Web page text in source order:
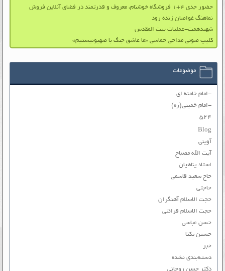
حضور جدی ۴+۱ فروشگاه خوشنام، معروف و قدرتمند در فضای آنلاین فروش
نماهنگ غواصان زنده رود
شهیدهمت-عملیات بیت المقدس
کلیپ صوتی مداحی حماسی «ما عاشق جنگ با صهیونیستیم»
موضوعات
-امام خامنه ای
-امام خمینی(ره)
۵۲۴
Blog
آوینی
آیت الله مصباح
استاد پناهیان
حاج سعید قاسمی
حاجتی
حجت الاسلام آهنگران
حجت الاسلام قرائتی
حسن عباسی
حسین یکتا
خبر
دسته‌بندی نشده
دکتر حسن روحانی